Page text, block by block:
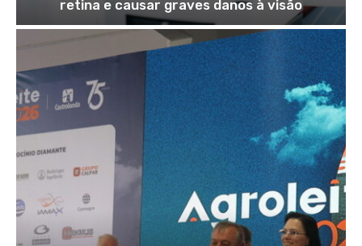
retina e causar graves danos à visão